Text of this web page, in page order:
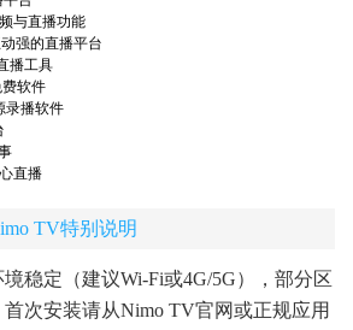
与直播功能
动强的直播平台
播工具
费软件
录播软件
直播
TV特别说明
稳定（建议Wi-Fi或4G/5G），部分区
次安装请从Nimo TV官网或正规应用